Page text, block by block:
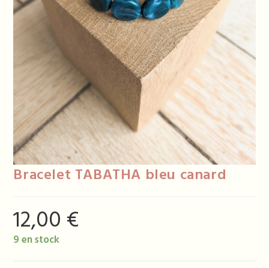
Bracelet TABATHA bleu canard
12,00 €
9 en stock